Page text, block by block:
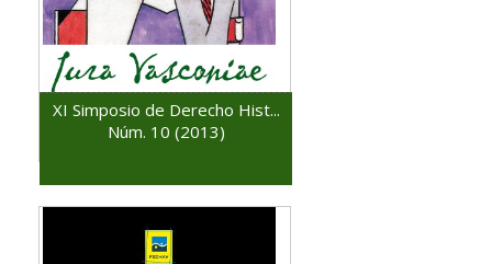
XI Simposio de Derecho Hist...
Núm. 10 (2013)